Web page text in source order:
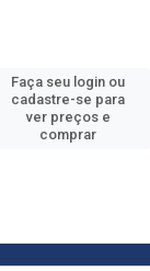
Faça seu login ou
cadastre-se para
ver preços e
comprar